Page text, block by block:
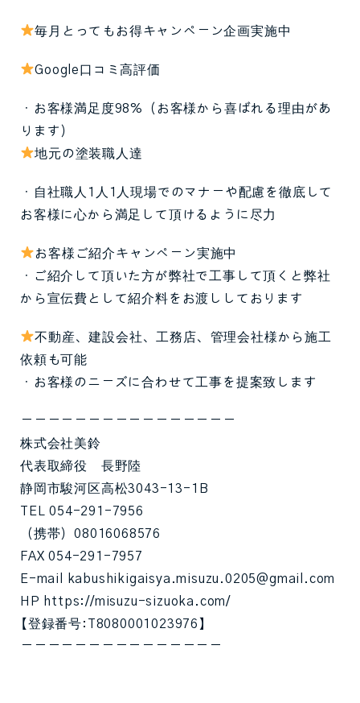
毎月とってもお得キャンペーン企画実施中
Google口コミ高評価
・お客様満足度98%（お客様から喜ばれる理由があ
ります）
地元の塗装職人達
・自社職人1人1人現場でのマナーや配慮を徹底して
お客様に心から満足して頂けるように尽力
お客様ご紹介キャンペーン実施中
・ご紹介して頂いた方が弊社で工事して頂くと弊社
から宣伝費として紹介料をお渡ししております
不動産、建設会社、工務店、管理会社様から施工
依頼も可能
・お客様のニーズに合わせて工事を提案致します
ーーーーーーーーーーーーーーーー
株式会社美鈴
代表取締役 長野陸
静岡市駿河区高松3043-13-1B
TEL 054-291-7956
（携帯）08016068576
FAX 054-291-7957
E-mail kabushikigaisya.misuzu.0205@gmail.com
HP https://misuzu-sizuoka.com/
【登録番号:T8080001023976】
ーーーーーーーーーーーーーーー